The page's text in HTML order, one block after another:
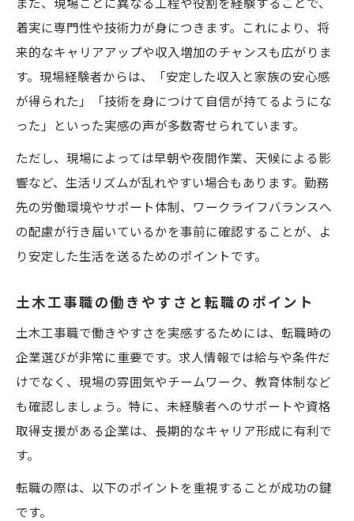
着実に専門性や技術力が身につきます。これにより、将
来的なキャリアアップや収入増加のチャンスも広がりま
す。現場経験者からは、「安定した収入と家族の安心感
が得られた」「技術を身につけて自信が持てるようにな
った」といった実感の声が多数寄せられています。
ただし、現場によっては早朝や夜間作業、天候による影
響など、生活リズムが乱れやすい場合もあります。勤務
先の労働環境やサポート体制、ワークライフバランスへ
の配慮が行き届いているかを事前に確認することが、よ
り安定した生活を送るためのポイントです。
土木工事職の働きやすさと転職のポイント
土木工事職で働きやすさを実感するためには、転職時の
企業選びが非常に重要です。求人情報では給与や条件だ
けでなく、現場の雰囲気やチームワーク、教育体制など
も確認しましょう。特に、未経験者へのサポートや資格
取得支援がある企業は、長期的なキャリア形成に有利で
す。
転職の際は、以下のポイントを重視することが成功の鍵
です。